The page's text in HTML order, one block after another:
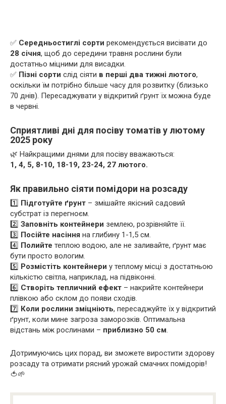
✅ Середньостиглі сорти рекомендується висівати до
28 січня, щоб до середини травня рослини були
достатньо міцними для висадки.
✅ Пізні сорти слід сіяти в перші два тижні лютого,
оскільки їм потрібно більше часу для розвитку (близько
70 днів). Пересаджувати у відкритий ґрунт їх можна буде
в червні.
Сприятливі дні для посіву томатів у лютому
2025 року
🌿 Найкращими днями для посіву вважаються:
1, 4, 5, 8-10, 18-19, 23-24, 27 лютого.
Як правильно сіяти помідори на розсаду
1️⃣ Підготуйте ґрунт – змішайте якісний садовий
субстрат із перегноєм.
2️⃣ Заповніть контейнери землею, розрівняйте її.
3️⃣ Посійте насіння на глибину 1-1,5 см.
4️⃣ Полийте теплою водою, але не заливайте, ґрунт має
бути просто вологим.
5️⃣ Розмістіть контейнери у теплому місці з достатньою
кількістю світла, наприклад, на підвіконні.
6️⃣ Створіть тепличний ефект – накрийте контейнери
плівкою або склом до появи сходів.
7️⃣ Коли рослини зміцніють, пересаджуйте їх у відкритий
ґрунт, коли мине загроза заморозків. Оптимальна
відстань між рослинами – приблизно 50 см.
Дотримуючись цих порад, ви зможете виростити здорову
розсаду та отримати рясний урожай смачних помідорів!
🍅🌱